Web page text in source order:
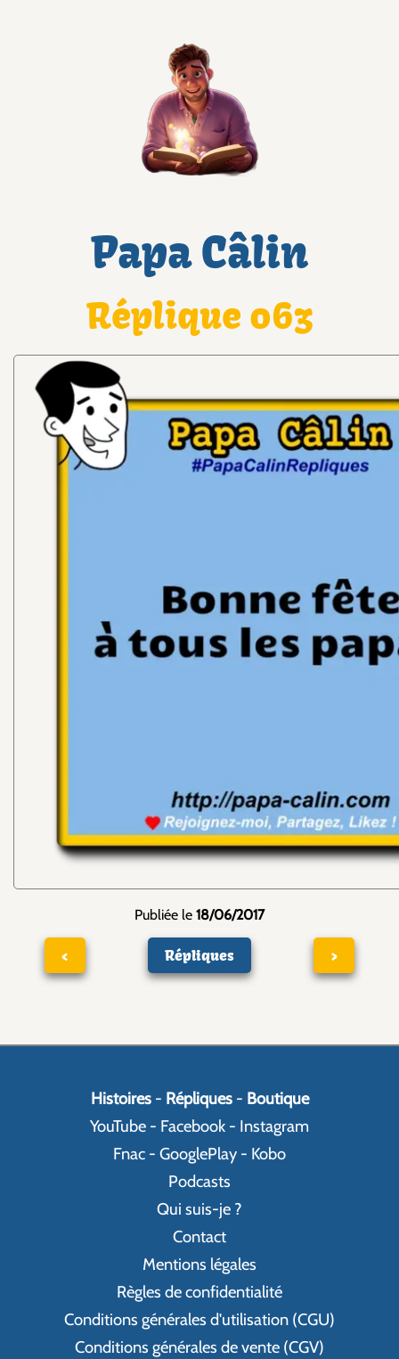
Papa Câlin
Réplique 063
Publiée le 18/06/2017
< Répliques >
Histoires- Répliques- Boutique
YouTube - Facebook - Instagram
Fnac - GooglePlay - Kobo
Podcasts
Qui suis-je ?
Contact
Mentions légales
Règles de confidentialité
Conditions générales d'utilisation (CGU)
Conditions générales de vente (CGV)